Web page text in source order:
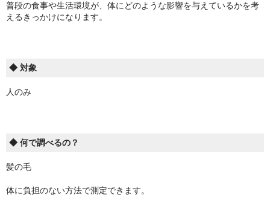
普段の食事や生活環境が、体にどのような影響を与えているかを考
えるきっかけになります。
◆ 対象
人のみ
◆ 何で調べるの？
髪の毛
体に負担のない方法で測定できます。